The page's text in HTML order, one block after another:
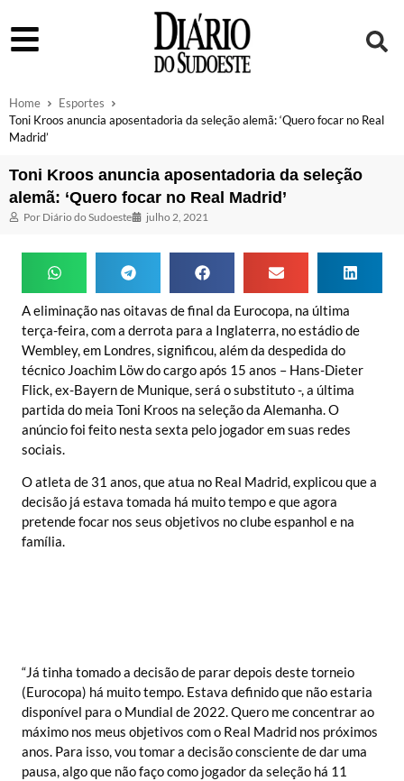
Home
Esportes
Toni Kroos anuncia aposentadoria da seleção alemã: ‘Quero focar no Real
Madrid’
Toni Kroos anuncia aposentadoria da seleção
alemã: ‘Quero focar no Real Madrid’
Por Diário do Sudoeste julho 2, 2021
A eliminação nas oitavas de final da Eurocopa, na última
terça-feira, com a derrota para a Inglaterra, no estádio de
Wembley, em Londres, significou, além da despedida do
técnico Joachim Löw do cargo após 15 anos – Hans-Dieter
Flick, ex-Bayern de Munique, será o substituto -, a última
partida do meia Toni Kroos na seleção da Alemanha. O
anúncio foi feito nesta sexta pelo jogador em suas redes
sociais.
O atleta de 31 anos, que atua no Real Madrid, explicou que a
decisão já estava tomada há muito tempo e que agora
pretende focar nos seus objetivos no clube espanhol e na
família.
“Já tinha tomado a decisão de parar depois deste torneio
(Eurocopa) há muito tempo. Estava definido que não estaria
disponível para o Mundial de 2022. Quero me concentrar ao
máximo nos meus objetivos com o Real Madrid nos próximos
anos. Para isso, vou tomar a decisão consciente de dar uma
pausa, algo que não faço como jogador da seleção há 11